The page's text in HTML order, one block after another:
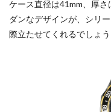
ケース直径は41mm、厚
ダンなデザインが、シリ
際立たせてくれるでしょう